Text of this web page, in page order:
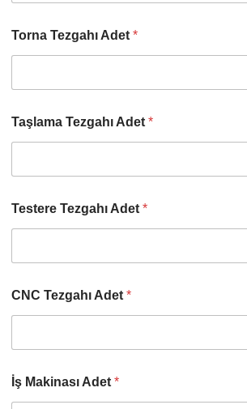
Torna Tezgahı Adet *
Taşlama Tezgahı Adet *
Testere Tezgahı Adet *
CNC Tezgahı Adet *
İş Makinası Adet *